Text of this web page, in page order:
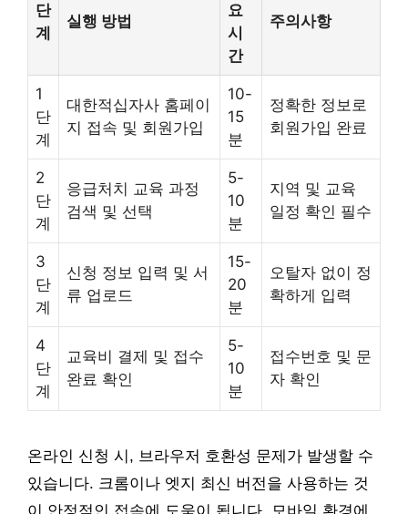
단
계
실행 방법
요
시
간
주의사항
1
단
계
대한적십자사 홈페이
지 접속 및 회원가입
10-
15
분
정확한 정보로
회원가입 완료
2
단
계
응급처치 교육 과정
검색 및 선택
5-
10
분
지역 및 교육
일정 확인 필수
3
단
계
신청 정보 입력 및 서
류 업로드
15-
20
분
오탈자 없이 정
확하게 입력
4
단
계
교육비 결제 및 접수
완료 확인
5-
10
분
접수번호 및 문
자 확인
온라인 신청 시, 브라우저 호환성 문제가 발생할 수
있습니다. 크롬이나 엣지 최신 버전을 사용하는 것